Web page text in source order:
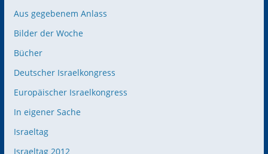
Aus gegebenem Anlass
Bilder der Woche
Bücher
Deutscher Israelkongress
Europäischer Israelkongress
In eigener Sache
Israeltag
Israeltag 2012